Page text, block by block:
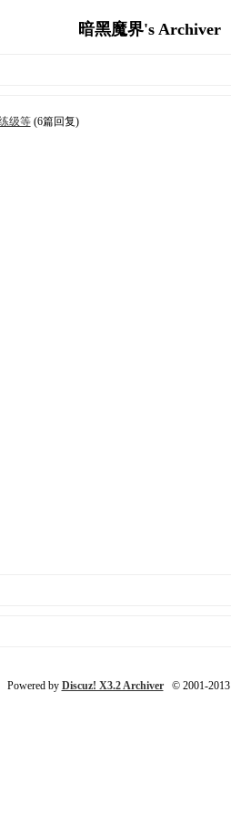
暗黑魔界's Archiver
级等(6篇回复)
Powered by Discuz! X3.2 Archiver© 2001-2013